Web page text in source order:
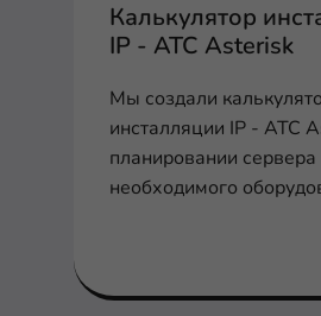
Калькулятор
IP - АТС Asterisk
Мы создали
инсталляции IP - АТС
планировании сервера
необходимого